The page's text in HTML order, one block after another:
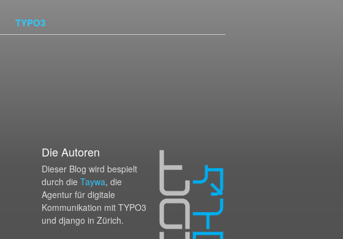
TYPO3
Die Autoren
Dieser Blog wird bespielt
durch die Taywa, die
Agentur für digitale
Kommunikation mit TYPO3
und django in Zürich.